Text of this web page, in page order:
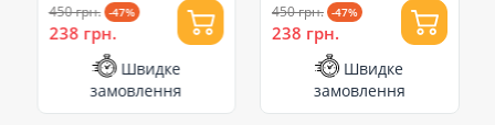
пісочні (SW-00002071)
450 грн. -47%
238 грн.
Швидке
замовлення
00002069)
450 грн. -47%
238 грн.
Швидке
замовлення